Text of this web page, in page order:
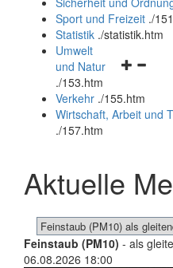
schließen
Sport und Freizeit ./
Statistik ./statistik.htm
und
schließen
Umwelt
und Natur
./153.htm
Verkehr ./155.htm
Wirtschaft, Arbeit und
./157.htm
Aktuelle
Feinstaub (PM10) - als
06.08.2026 18:00